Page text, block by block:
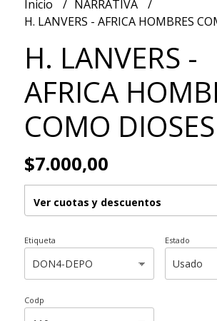
Inicio
NARRATIVA
H. LANVERS - AFRICA HOMBRES
H. LANVERS -
AFRICA
COMO DIOSES
$7.000,00
Ver cuotas y descuentos
Etiqueta Estado
Codp